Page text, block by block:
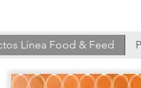
Línea Food & Feed